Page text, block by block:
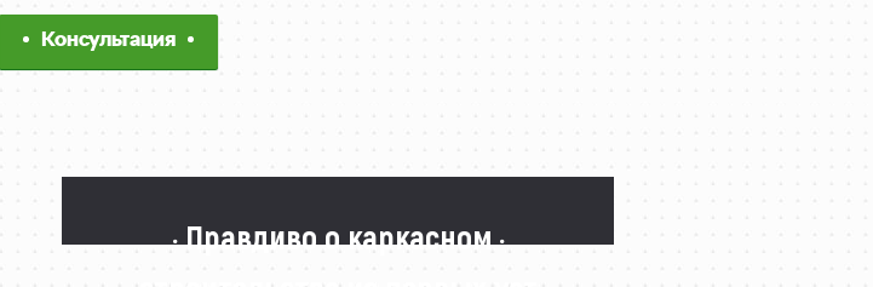
Консультация
· Правдиво о каркасном ·